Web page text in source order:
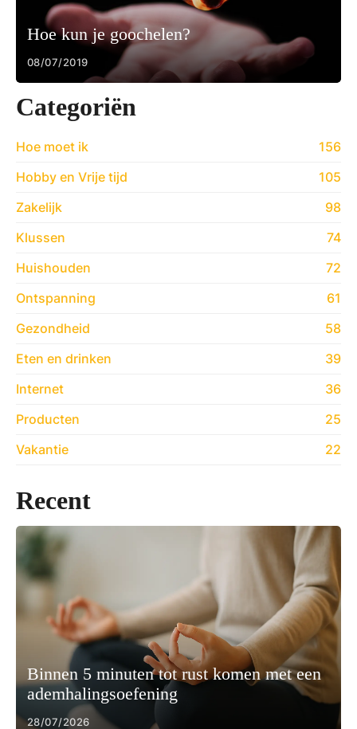
Hoe kun je goochelen?
08/07/2019
Categoriën
Hoe moet ik
156
Hobby en Vrije tijd
105
Zakelijk
98
Klussen
74
Huishouden
72
Ontspanning
61
Gezondheid
58
Eten en drinken
39
Internet
36
Producten
25
Vakantie
22
Recent
Binnen 5 minuten tot rust komen met een
ademhalingsoefening
28/07/2026